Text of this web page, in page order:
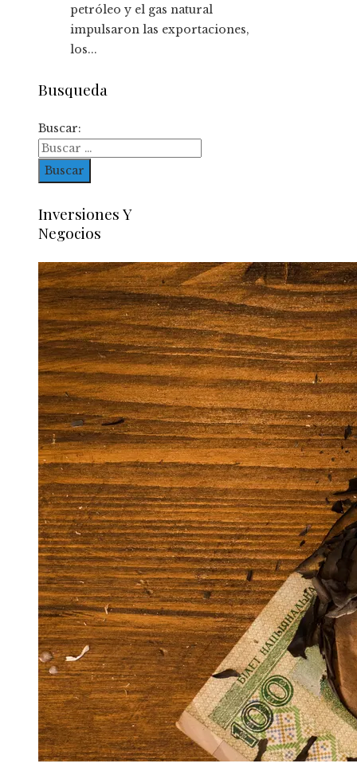
petróleo y el gas natural
impulsaron las exportaciones,
los...
Busqueda
Buscar:
Inversiones Y
Negocios